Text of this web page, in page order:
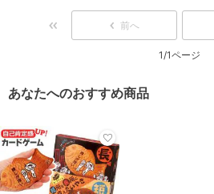
前へ
1/1ページ
あなたへのおすすめ商品